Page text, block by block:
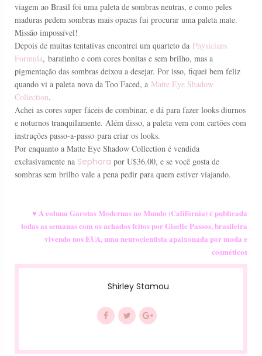
viagem ao Brasil foi uma paleta de sombras neutras, e como peles
maduras pedem sombras mais opacas fui procurar uma paleta mate.
Missão impossível!
Depois de muitas tentativas encontrei um quarteto da Physicians
Formula, baratinho e com cores bonitas e sem brilho, mas a
pigmentação das sombras deixou a desejar. Por isso, fiquei bem feliz
quando vi a paleta nova da Too Faced, a Matte Eye Shadow
Collection.
Achei as cores super fáceis de combinar, e dá para fazer looks diurnos
e noturnos tranquilamente. Além disso, a paleta vem com cartões com
instruções passo-a-passopara criar os looks.
Por enquanto a Matte Eye Shadow Collection é vendida
exclusivamente na Sephora por U$36.00, e se você gosta de
sombras sem brilho vale a pena pedir para quem estiver viajando.
♥ A coluna Garotas Modernas no Mundo (Califórnia) é publicada
todas as semanas com os achados feitos por Giselle Passos, brasileira
vivendo nos EUA, uma neurocientista apaixonada por moda e
cosméticos
Shirley Stamou